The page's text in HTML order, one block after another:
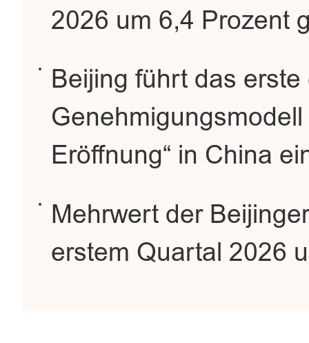
2026 um 6,4 Prozent
Beijing führt das
Eröffnung“ in China
Mehrwert der
erstem Quartal 2026